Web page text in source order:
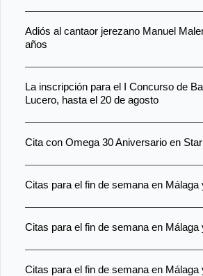
Adiós al cantaor jerezano Manuel
años
La inscripción para el I Concurso de
Lucero, hasta el 20 de agosto
Cita con Omega 30 Aniversario en
Citas para el fin de semana en Málaga
Citas para el fin de semana en Málaga
Citas para el fin de semana en Málaga